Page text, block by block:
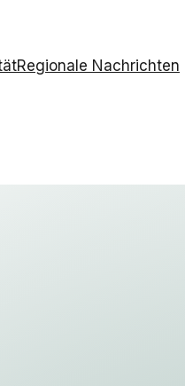
Regionale Nachrichten